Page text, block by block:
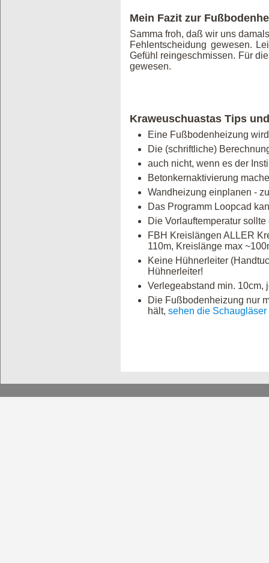
Mein Fazit zur
Samma froh, daß wir uns
Fehlentscheidung gewesen.
Gefühl reingeschmissen. Für
gewesen.
Kraweuschuastas Tips
Eine Fußbodenheizung
Die (schriftliche)
auch nicht, wenn es der
Betonkernaktivierung
Wandheizung einplanen -
Das Programm Loopcad
Die Vorlauftemperatur
FBH Kreislängen ALLER
110m, Kreislänge max
Keine Hühnerleiter
Hühnerleiter!
Verlegeabstand min. 10cm,
Die Fußbodenheizung nur
hält, sehen die Schaugläser